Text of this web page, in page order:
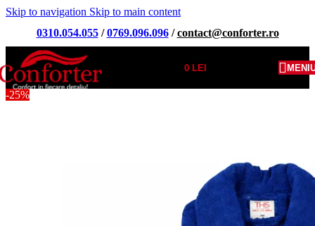
Skip to navigation Skip to main content
0310.054.055/0769.096.096/contact@conforter.ro
0 LEI
-25%